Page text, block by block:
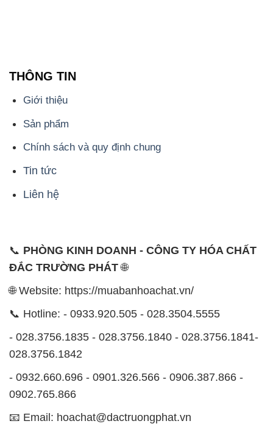
THÔNG TIN
Giới thiệu
Sản phẩm
Chính sách và quy định chung
Tin tức
Liên hệ
📞 PHÒNG KINH DOANH - CÔNG TY HÓA CHẤT
ĐẮC TRƯỜNG PHÁT🌐
🌐 Website: https://muabanhoachat.vn/
📞 Hotline: - 0933.920.505 - 028.3504.5555
- 028.3756.1835 - 028.3756.1840 - 028.3756.1841-
028.3756.1842
- 0932.660.696 - 0901.326.566 - 0906.387.866 -
0902.765.866
📧 Email: hoachat@dactruongphat.vn